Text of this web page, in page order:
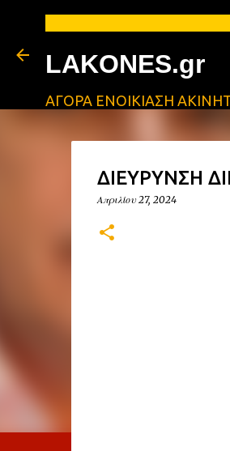
LAKONES.gr
ΑΓΟΡΑ ΕΝΟΙΚΙΑΣΗ
ΔΙΕΥΡΥΝΣΗ
Απριλίου 27, 2024